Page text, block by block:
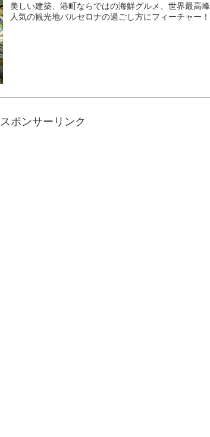
美しい建築、港町ならではの海鮮グルメ、世界最高峰
人気の観光地バルセロナの過ごし方にフィーチャー！
スポンサーリンク